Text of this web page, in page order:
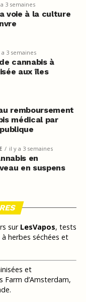
3 semaines
voie à la culture
a 3 semaines
cannabis à
aux îles
remboursement
médical par
il y a 3 semaines
en
en suspens
sur LesVapos, tests
herbes séchées et
et
Farm d’Amsterdam,